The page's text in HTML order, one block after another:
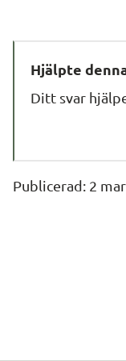
Hjälpte
Ditt svar
Publicerad: 2